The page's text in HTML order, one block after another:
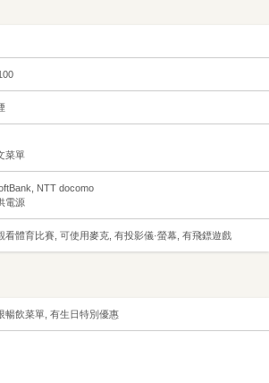
菜單
NTT docomo
電源
看體育比賽, 可使用麥克, 有投影儀·螢幕, 有飛鏢遊戲
暢飲菜單, 有生日特別優惠